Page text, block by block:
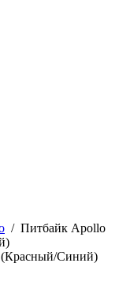
/ Питбайк Apollo
(Красный/Cиний)